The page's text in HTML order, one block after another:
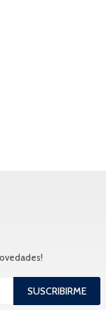
SUSCRIBIRME